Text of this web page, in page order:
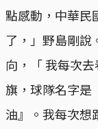
點感動，中華民
了，」野島剛說
向，「 我每次
旗，球隊名字是
油』。我每次想